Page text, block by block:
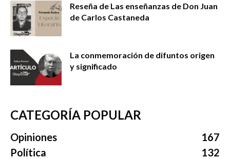
Reseña de Las enseñanzas de Don Juan
de Carlos Castaneda
La conmemoración de difuntos origen
y significado
CATEGORÍA POPULAR
Opiniones
167
Política
132